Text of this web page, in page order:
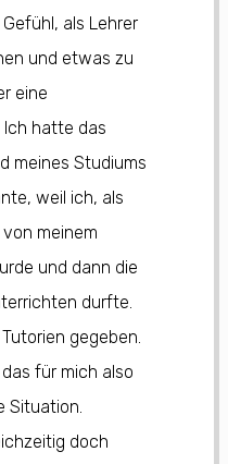
als Lehrer
und etwas zu
eine
hatte das
meines Studiums
weil ich, als
meinem
und dann die
durfte.
gegeben.
für mich also
Situation.
doch